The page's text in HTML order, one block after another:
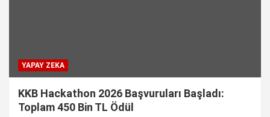
YAPAY ZEKA
KKB Hackathon 2026 Başvuruları Başladı:
Toplam 450 Bin TL Ödül